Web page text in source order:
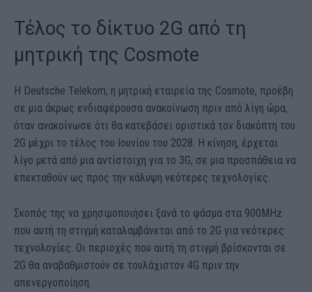
Τέλος το δίκτυο 2G από τη
μητρική της Cosmote
H Deutsche Telekom, η μητρική εταιρεία της Cosmote, προέβη
σε μια άκρως ενδιαφέρουσα ανακοίνωση πριν από λίγη ώρα,
όταν ανακοίνωσε ότι θα κατεβάσει οριστικά τον διακόπτη του
2G μέχρι το τέλος του Ιουνίου του 2028. Η κίνηση, έρχεται
λίγο μετά από μια αντίστοιχη για το 3G, σε μια προσπάθεια να
επεκταθούν ως προς την κάλυψη νεότερες τεχνολογίες.
Σκοπός της να χρησιμοποιήσει ξανά το φάσμα στα 900MHz
που αυτή τη στιγμή καταλαμβάνεται από το 2G για νεότερες
τεχνολογίες. Οι περιοχές που αυτή τη στιγμή βρίσκονται σε
2G θα αναβαθμιστούν σε τουλάχιστον 4G πριν την
απενεργοποίηση.